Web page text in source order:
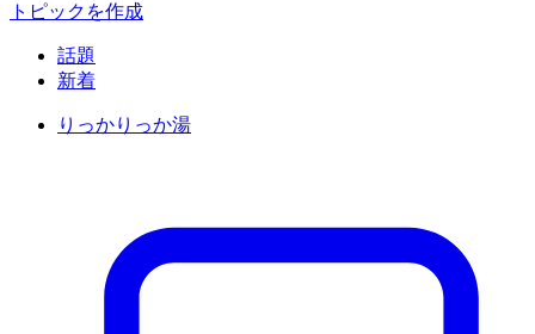
トピックを作成
話題
新着
りっかりっか湯